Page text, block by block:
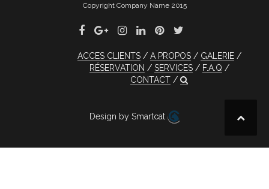
Copyright Company Name 2015
ACCES CLIENTS A PROPOS
GALERIE
RÉSERVATION
SERVICES
F.A.Q
CONTACT
Design by Smartcat